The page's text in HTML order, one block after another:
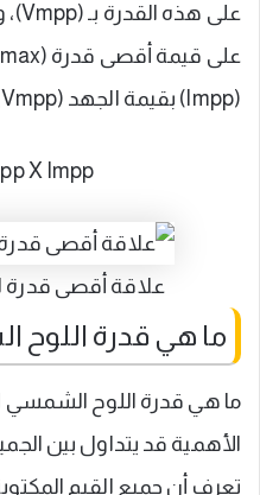
(Impp) بقيمة الجهد (Vmpp).
X Impp
علاقة أقصى قدرة
ما هي قدرة اللوح
ما هي قدرة اللوح الشمسي
الأهمية قد يتداول بين
تعرف أن جميع القيم